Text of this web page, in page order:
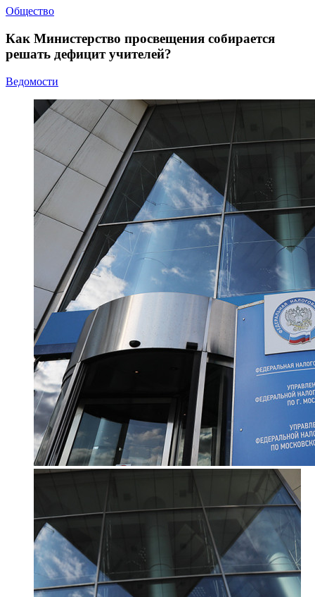
Общество
Как Министерство просвещения собирается
решать дефицит учителей?
Ведомости